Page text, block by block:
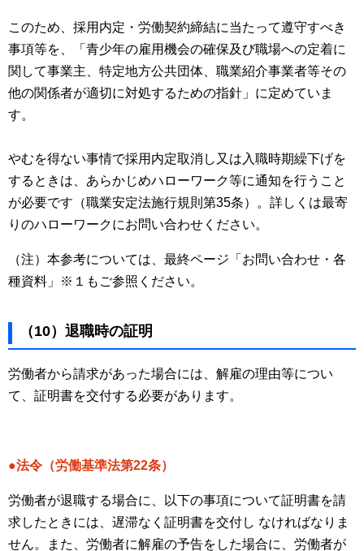
このため、採用内定・労働契約締結に当たって遵守すべき
事項等を、「青少年の雇用機会の確保及び職場への定着に
関して事業主、特定地方公共団体、職業紹介事業者等その
他の関係者が適切に対処するための指針」に定めていま
す。
やむを得ない事情で採用内定取消し又は入職時期繰下げを
するときは、あらかじめハローワーク等に通知を行うこと
が必要です（職業安定法施行規則第35条）。詳しくは最寄
りのハローワークにお問い合わせください。
（注）本参考については、最終ページ「お問い合わせ・各
種資料」※１もご参照ください。
（10）退職時の証明
労働者から請求があった場合には、解雇の理由等につい
て、証明書を交付する必要があります。
●法令（労働基準法第22条）
労働者が退職する場合に、以下の事項について証明書を請
求したときには、遅滞なく証明書を交付し なければなりま
せん。また、労働者に解雇の予告をした場合に、労働者が